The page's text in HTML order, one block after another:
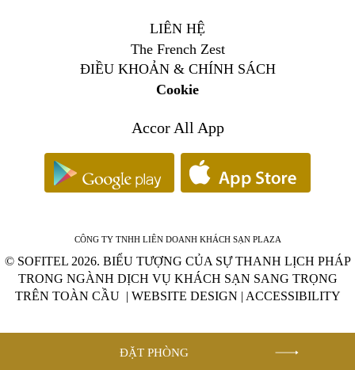
LIÊN HỆ
The French Zest
ĐIỀU KHOẢN & CHÍNH SÁCH
Cookie
Accor All App
CÔNG TY TNHH LIÊN DOANH KHÁCH SẠN PLAZA
© SOFITEL 2026. BIỂU TƯỢNG CỦA SỰ THANH LỊCH PHÁP
TRONG NGÀNH DỊCH VỤ KHÁCH SẠN SANG TRỌNG
TRÊN TOÀN CẦU | WEBSITE DESIGN | ACCESSIBILITY
ĐẶT PHÒNG